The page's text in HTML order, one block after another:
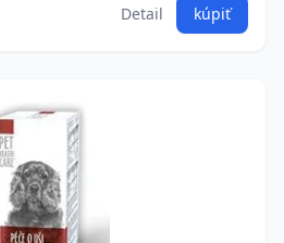
Detail kúpiť